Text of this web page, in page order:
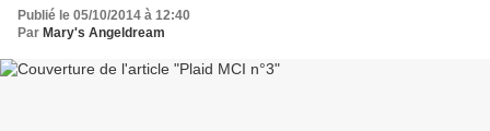
Publié le 05/10/2014 à 12:40
Par Mary's Angeldream